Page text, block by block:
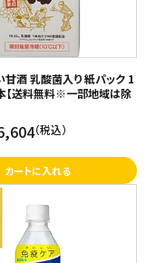
甘酒 乳酸菌入り 紙パック 1
送料無料※一部地域は除
（税込）
カートに入れる